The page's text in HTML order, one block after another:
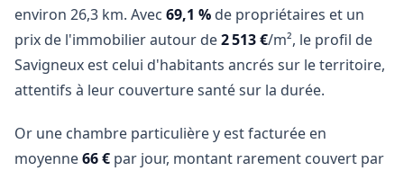
environ 26,3 km. Avec 69,1 % de propriétaires et un
prix de l'immobilier autour de2 513 €/m², le profil de
Savigneux est celui d'habitants ancrés sur le territoire,
attentifs à leur couverture santé sur la durée.
Or une chambre particulière y est facturée en
moyenne66 € par jour, montant rarement couvert par